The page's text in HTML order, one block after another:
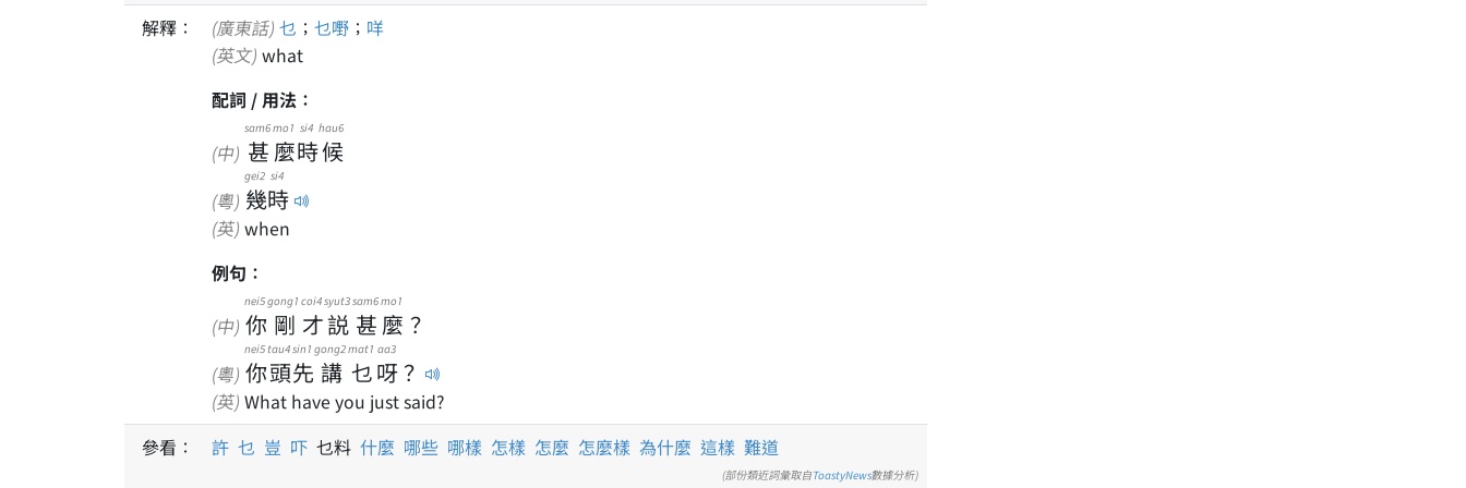
解釋： (廣東話) 乜 ； 乜嘢 ； 咩
(英文) what
配詞 / 用法：
(中) 甚
sam6
麼
mo1
時
si4
候
hau6
(粵) 幾
gei2
時
si4
(英) when
例句：
(中) 你
nei5
剛
gong1
才
coi4
説
syut3
甚
sam6
麼
mo1
？
(粵) 你
nei5
頭
tau4
先
sin1
講
gong2
乜
mat1
呀
aa3
？
(英) What have you just said?
參看：
許 乜 豈 吓 乜料 什麼 哪些 哪樣 怎樣 怎麼 怎麼樣 為什麼 這樣 難道
(部份類近詞彙取自ToastyNews數據分析)